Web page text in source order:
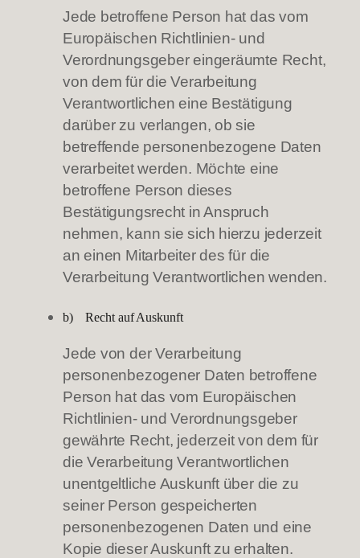
Jede betroffene Person hat das vom
Europäischen Richtlinien- und
Verordnungsgeber eingeräumte Recht,
von dem für die Verarbeitung
Verantwortlichen eine Bestätigung
darüber zu verlangen, ob sie
betreffende personenbezogene Daten
verarbeitet werden. Möchte eine
betroffene Person dieses
Bestätigungsrecht in Anspruch
nehmen, kann sie sich hierzu jederzeit
an einen Mitarbeiter des für die
Verarbeitung Verantwortlichen wenden.
b) Recht auf Auskunft
Jede von der Verarbeitung
personenbezogener Daten betroffene
Person hat das vom Europäischen
Richtlinien- und Verordnungsgeber
gewährte Recht, jederzeit von dem für
die Verarbeitung Verantwortlichen
unentgeltliche Auskunft über die zu
seiner Person gespeicherten
personenbezogenen Daten und eine
Kopie dieser Auskunft zu erhalten.